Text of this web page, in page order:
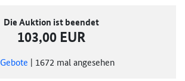
Die Auktion ist beendet
103,00 EUR
Gebote | 1672 mal angesehen